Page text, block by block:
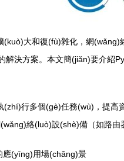
大和復(fù)雜化，網
解決方案。本文簡(jiǎn)要介紹
行多個(gè)任務(wù)，提
絡(luò)設(shè)備（如路由
應(yīng)用場(chǎng)景